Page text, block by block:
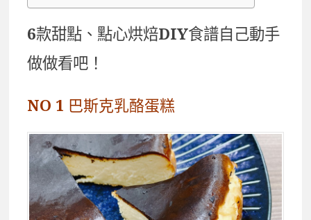
6款甜點、點心烘焙DIY食譜自己動手
做做看吧！
NO 1 巴斯克乳酪蛋糕